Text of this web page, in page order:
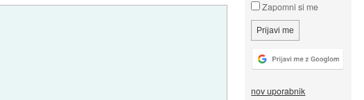
Zapomni si me
nov uporabnik